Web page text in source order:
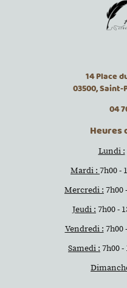
14 Place
03500, Saint-
04
Heures
Lundi :
Mardi : 7h00 -
Mercredi : 7h00
Jeudi : 7h00 -
Vendredi : 7h00
Samedi : 7h00 -